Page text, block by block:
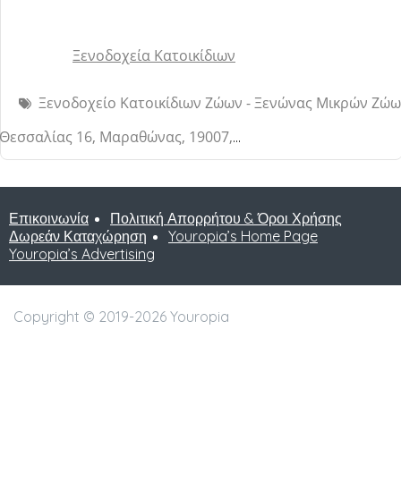
Ξενοδοχεία Κατοικίδιων
Ξενοδοχείο Κατοικίδιων Ζώων - Ξενώνας Μικρών
Θεσσαλίας 16, Μαραθώνας, 19007, Αττική, Ελλάδα
Επικοινωνία
Πολιτική Απορρήτου & Όροι Χρήσης
Δωρεάν Καταχώρηση
Youropia’s Home Page
Youropia’s Advertising
Copyright © 2019-2026 Youropia